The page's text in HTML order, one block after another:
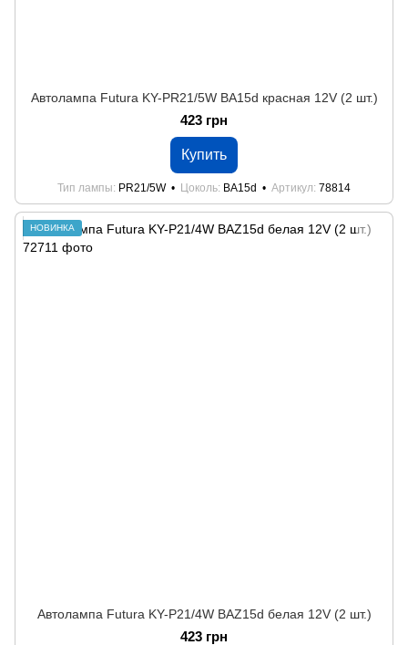
Автолампа Futura KY-PR21/5W BA15d красная 12V (2 шт.)
423 грн
Купить
Тип лампы PR21/5W Цоколь BA15d Артикул 78814
НОВИНКА
Автолампа Futura KY-P21/4W BAZ15d белая 12V (2 шт.)
423 грн